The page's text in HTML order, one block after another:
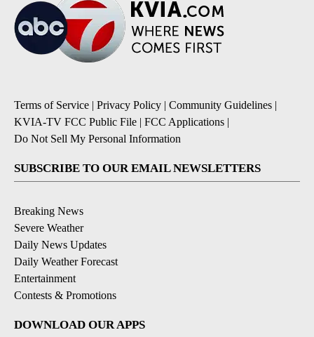
Terms of Service | Privacy Policy | Community Guidelines |
KVIA-TV FCC Public File | FCC Applications |
Do Not Sell My Personal Information
SUBSCRIBE TO OUR EMAIL NEWSLETTERS
Breaking News
Severe Weather
Daily News Updates
Daily Weather Forecast
Entertainment
Contests & Promotions
DOWNLOAD OUR APPS